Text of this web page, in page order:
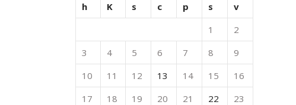
h
K s c p s
v
1
2
3
4 5 6 7 8
9
10
11 12 13 14 15
16
17
18 19 20 21 22
23